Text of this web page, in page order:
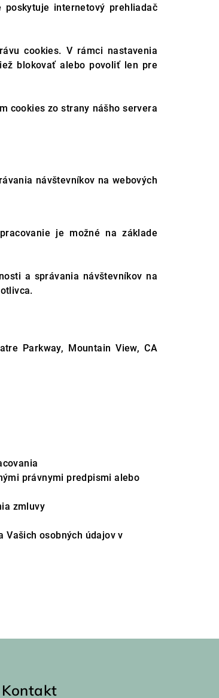
internetový prehliadač
cookies. V rámci nastavenia
blokovať alebo povoliť len pre
cookies zo strany nášho servera
návštevníkov na webových
je možné na základe
a správania návštevníkov na
Parkway, Mountain View, CA
právnymi predpismi alebo
zmluvy
Vašich osobných údajov v
Kontakt